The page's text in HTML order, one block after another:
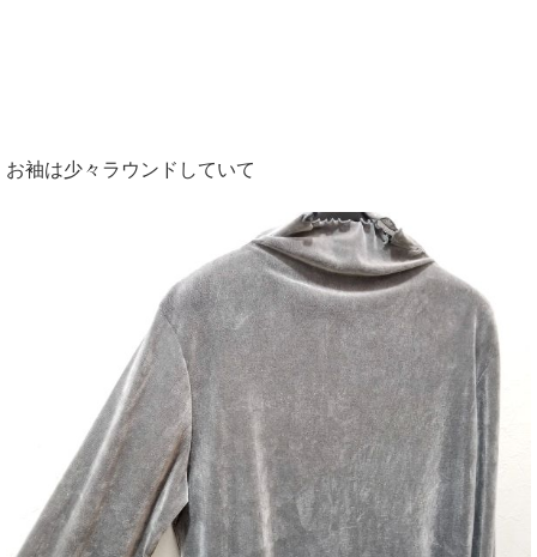
お袖は少々ラウンドしていて